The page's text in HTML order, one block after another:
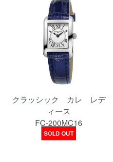
クラッシック カレ レデ
ィース
FC-200MC16
SOLD OUT